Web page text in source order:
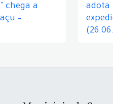
chega a
–
adota